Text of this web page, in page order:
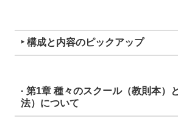
‣ 構成と内容のピックアップ
· 第1章 種々のスクール（教則本）
法）について